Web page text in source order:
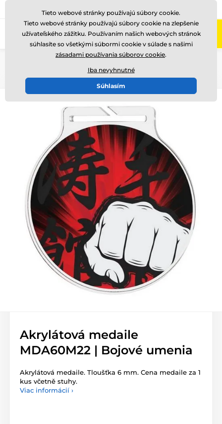
Zavolajte nám (Po-Pi 8-17) +421220255160
Akrylátová medaile
MDA60M22 | Bojové umenia
Akrylátová medaile. Tloušťka 6 mm. Cena medaile za 1
kus včetně stuhy.
Viac informácií ›
Tieto webové stránky používajú súbory cookie.
Tieto webové stránky používajú súbory cookie na zlepšenie
užívateľského zážitku. Používaním našich webových stránok
súhlasíte so všetkými súbormi cookie v súlade s našimi
zásadami používania súborov cookie.
Iba nevyhnutné
Súhlasím